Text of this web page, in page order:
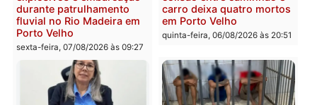
Polícia Polícia